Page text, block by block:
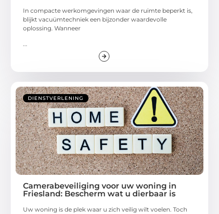
In compacte werkomgevingen waar de ruimte beperkt is,
blijkt vacuümtechniek een bijzonder waardevolle
oplossing. Wanneer
...
DIENSTVERLENING
Camerabeveiliging voor uw woning in
Friesland: Bescherm wat u dierbaar is
Uw woning is de plek waar u zich veilig wilt voelen. Toch